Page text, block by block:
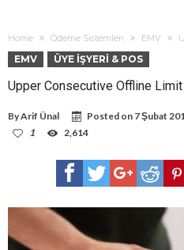
Home Ödeme Sistemleri EMV
EMV ÜYE İŞYERI & POS
Upper Consecutive Offline
ByArif Ünal Posted on 7 Şubat
1
2,614